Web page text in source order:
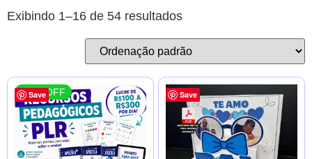
Exibindo 1–16 de 54 resultados
Save
66 % OFF Save